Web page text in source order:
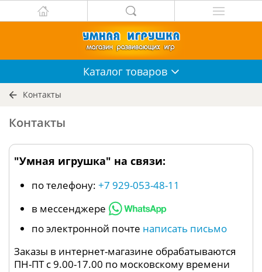
Каталог товаров
Контакты
Контакты
"Умная игрушка" на связи:
по телефону: +7 929-053-48-11
в мессенджере
по электронной почте написать письмо
Заказы в интернет-магазине обрабатываются
ПН-ПТ с 9.00-17.00 по московскому времени